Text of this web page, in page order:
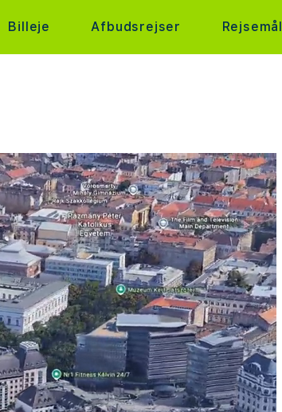
Billeje Afbudsrejser Rejsemål